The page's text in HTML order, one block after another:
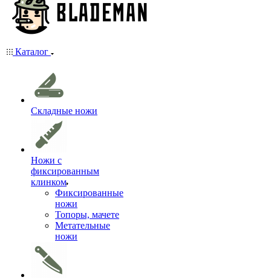
Каталог
Складные ножи
Ножи с
фиксированным
клинком
Фиксированные
ножи
Топоры, мачете
Метательные
ножи